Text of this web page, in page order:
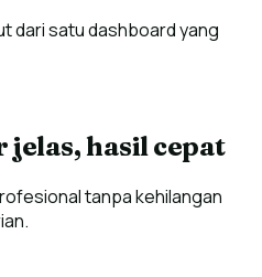
dari satu dashboard yang
jelas, hasil cepat
tanpa kehilangan